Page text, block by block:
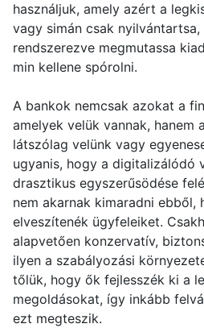
használjuk, amely azért a
vagy simán csak nyilvántartsa,
rendszerezve megmutassa
min kellene spórolni.
A bankok nemcsak azokat a
amelyek velük vannak, hanem
látszólag velünk vagy
ugyanis, hogy a digitalizálódó
drasztikus egyszerűsödése
nem akarnak kimaradni ebből,
elveszítenék ügyfeleiket.
alapvetően konzervatív,
ilyen a szabályozási
tőlük, hogy ők fejlesszék ki a
megoldásokat, így inkább
ezt megteszik.